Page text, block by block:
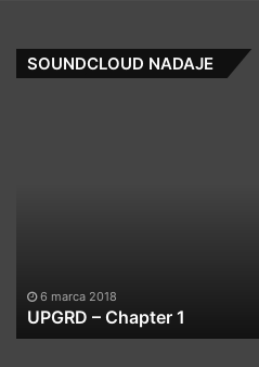
SOUNDCLOUD NADAJE
6 marca 2018
UPGRD – Chapter 1